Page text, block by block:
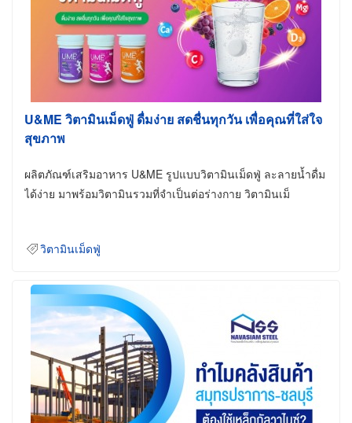
U&ME วิตามินเม็ดฟู่ ดื่มง่าย สดชื่นทุกวัน เพื่อคุณที่ใส่ใจ
สุขภาพ
ผลิตภัณฑ์เสริมอาหาร U&ME รูปแบบวิตามินเม็ดฟู่ ละลายน้ำดื่ม
ได้ง่าย มาพร้อมวิตามินรวมที่จำเป็นต่อร่างกาย วิตามินเม็
วิตามินเม็ดฟู่